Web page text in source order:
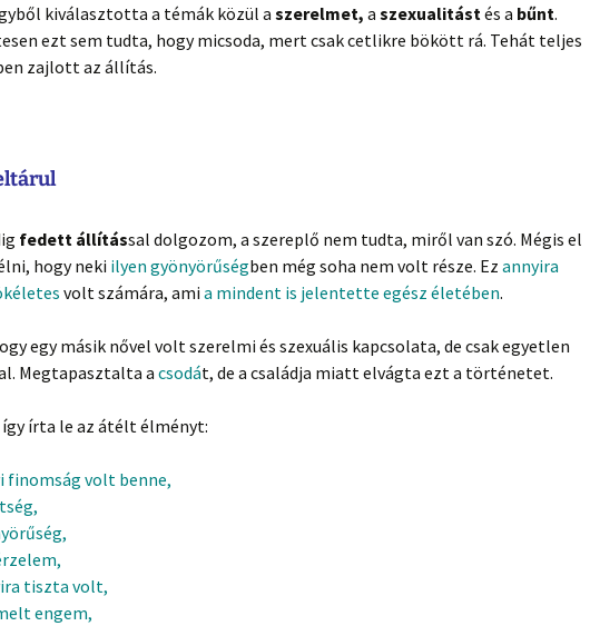
kiválasztotta a témák közül a szerelmet, a szexualitást és a bűnt.
ezt sem tudta, hogy micsoda, mert csak cetlikre bökött rá. Tehát teljes
zajlott az állítás.
fedett állítással dolgozom, a szereplő nem tudta, miről van szó. Mégis el
hogy neki ilyen gyönyörűségben még soha nem volt része. Ez annyira
volt számára, ami a mindent is jelentette egész életében.
egy másik nővel volt szerelmi és szexuális kapcsolata, de csak egyetlen
Megtapasztalta acsodát, de a családja miatt elvágta ezt a történetet.
így írta le az átélt élményt:
finomság volt benne,
tiszta volt,
engem,